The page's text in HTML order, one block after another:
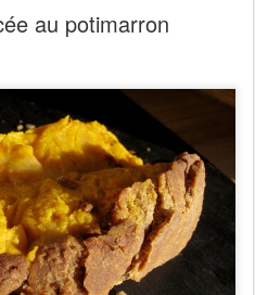
au potimarron